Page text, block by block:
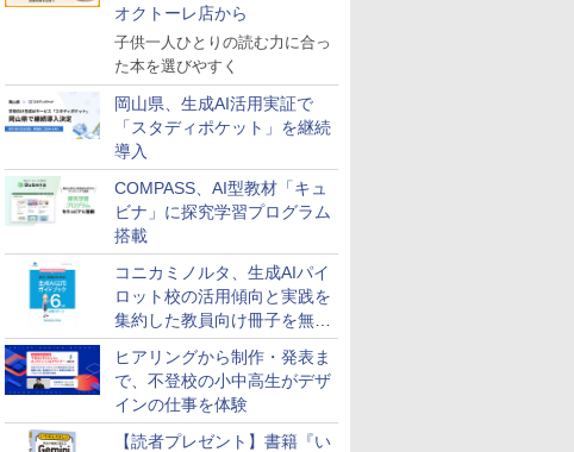
オクトーレ店から
子供一人ひとりの読む力に合っ
た本を選びやすく
岡山県、生成AI活用実証で
「スタディポケット」を継続
導入
COMPASS、AI型教材「キュ
ビナ」に探究学習プログラム
搭載
コニカミノルタ、生成AIパイ
ロット校の活用傾向と実践を
集約した教員向け冊子を無料
公開
ヒアリングから制作・発表ま
で、不登校の小中高生がデザ
インの仕事を体験
【読者プレゼント】書籍『い